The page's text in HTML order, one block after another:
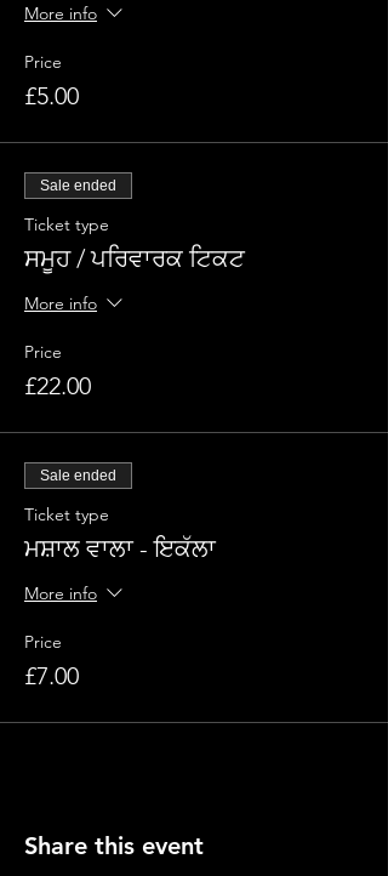
More info
Price
£5.00
Sale ended
Ticket type
ਸਮੂਹ / ਪਰਿਵਾਰਕ ਟਿਕਟ
More info
Price
£22.00
Sale ended
Ticket type
ਮਸ਼ਾਲ ਵਾਲਾ - ਇਕੱਲਾ
More info
Price
£7.00
Share this event